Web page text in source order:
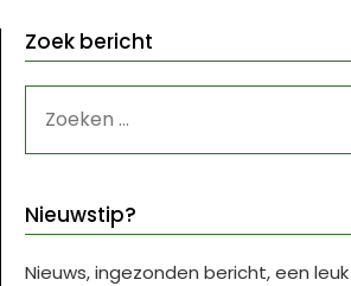
Zoek bericht
NAAR:
Nieuwstip?
Nieuws, ingezonden bericht, een